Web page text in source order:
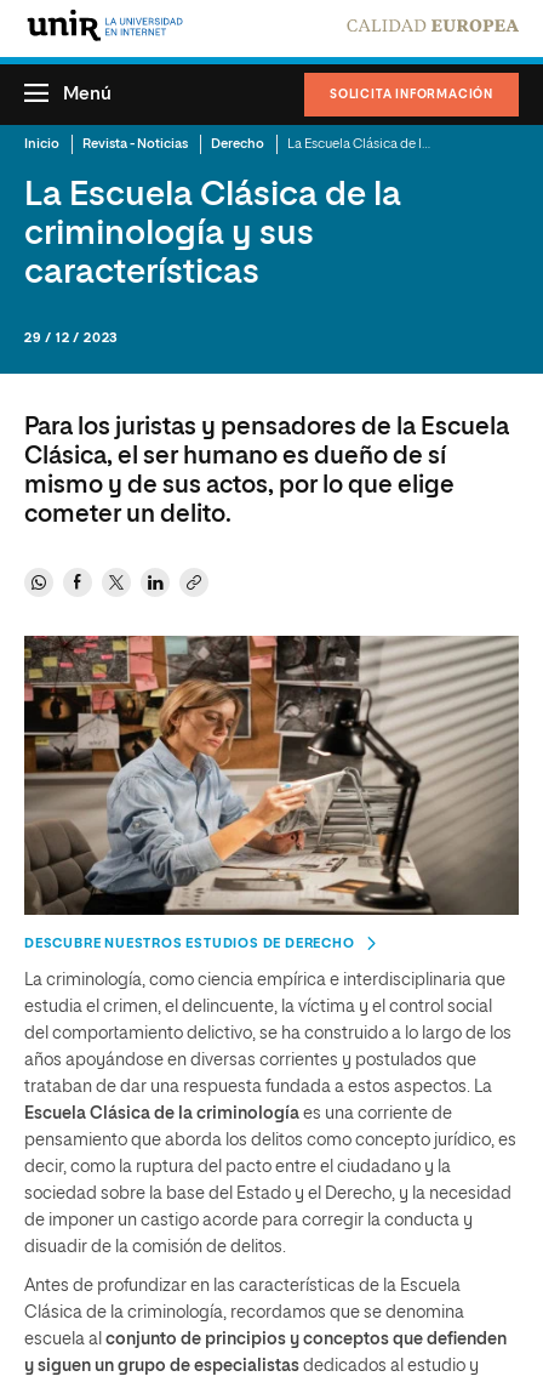
SOLICITA INFORMACIÓN
Menú
Inicio Revista - Noticias Derecho
La Escuela Clásica de la
criminología y sus
características
29 / 12 / 2023
Para los juristas y pensadores de la Escuela
Clásica, el ser humano es dueño de sí
mismo y de sus actos, por lo que elige
cometer un delito.
DESCUBRE NUESTROS ESTUDIOS DE DERECHO
La criminología, como ciencia empírica e interdisciplinaria que
estudia el crimen, el delincuente, la víctima y el control social
del comportamiento delictivo, se ha construido a lo largo de los
años apoyándose en diversas corrientes y postulados que
trataban de dar una respuesta fundada a estos aspectos. La
Escuela Clásica de la criminología es una corriente de
pensamiento que aborda los delitos como concepto jurídico, es
decir, como la ruptura del pacto entre el ciudadano y la
sociedad sobre la base del Estado y el Derecho, y la necesidad
de imponer un castigo acorde para corregir la conducta y
disuadir de la comisión de delitos.
Antes de profundizar en las características de la Escuela
Clásica de la criminología, recordamos que se denomina
escuela al conjunto de principios y conceptos que defienden
y siguen un grupo de especialistas dedicados al estudio y